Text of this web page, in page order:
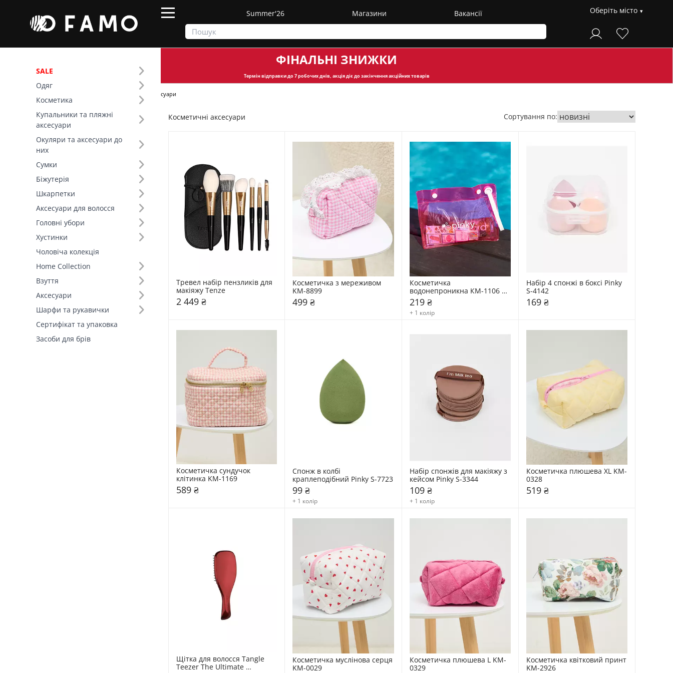
Summer'26 Магазини Вакансії Оберіть місто
SALE
Одяг
Косметика
Купальники та пляжні
аксесуари
Окуляри та аксесуари до
них
Сумки
Біжутерія
Шкарпетки
Аксесуари для волосся
Головні убори
Хустинки
Чоловіча колекція
Home Collection
Взуття
Аксесуари
Шарфи та рукавички
Сертифікат та упаковка
Засоби для брів
ФІНАЛЬНІ ЗНИЖКИ
Термін відправкидо 7 робочих днів, акція діє до закінчення акційних товарів
Косметичні аксесуари
Фільтр
Ціна
SALE
Основний колір (18)
Вид товару (64)
Косметичні аксесуари Сортування по:
Тревел набір пензликів для
макіяжу Tenze
2 449 ₴
Косметичка з мереживом
KM-8899
499 ₴
Косметичка
водонепроникна КМ-1106
Pinky
219 ₴
+ 1 колір
Набір 4 спонжі в боксі Pinky
S-4142
169 ₴
Косметичка сундучок
клітинка KM-1169
589 ₴
Спонж в колбі
краплеподібний Pinky S-7723
99 ₴
+ 1 колір
Набір спонжів для макіяжу з
кейсом Pinky S-3344
109 ₴
+ 1 колір
Косметичка плюшева XL KM-
0328
519 ₴
Щітка для волосся Tangle
Teezer The Ultimate
Косметичка муслінова серця
KM-0029
Косметичка плюшева L KM-
0329
Косметичка квітковий принт
KM-2926